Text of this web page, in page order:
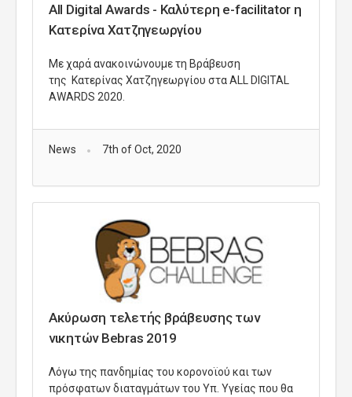
All Digital Awards - Καλύτερη e-facilitator η
Κατερίνα Χατζηγεωργίου
Με χαρά ανακοινώνουμε τη Βράβευση
της Κατερίνας Χατζηγεωργίου στα ALL DIGITAL
AWARDS 2020.
News 7th of Oct, 2020
Ακύρωση τελετής βράβευσης των
νικητών Bebras 2019
Λόγω της πανδημίας του κορονοϊού και των
πρόσφατων διαταγμάτων του Υπ. Υγείας που θα